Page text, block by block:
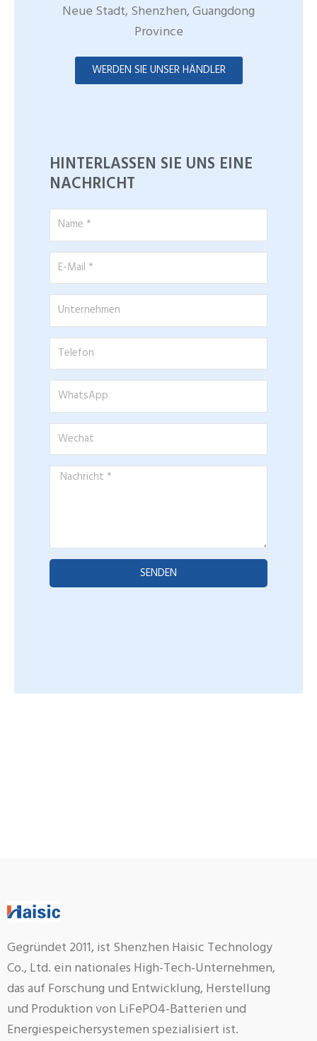
Neue Stadt, Shenzhen, Guangdong
Province
WERDEN SIE UNSER HÄNDLER
HINTERLASSEN SIE UNS EINE
NACHRICHT
Name
*
E-
Mail
* Unternehmen
Telefon
WhatsApp
Wechat
Nachricht
SENDEN
Gegründet 2011, ist Shenzhen Haisic Technology
Co., Ltd. ein nationales High-Tech-Unternehmen,
das auf Forschung und Entwicklung, Herstellung
und Produktion von LiFePO4-Batterien und
Energiespeichersystemen spezialisiert ist.